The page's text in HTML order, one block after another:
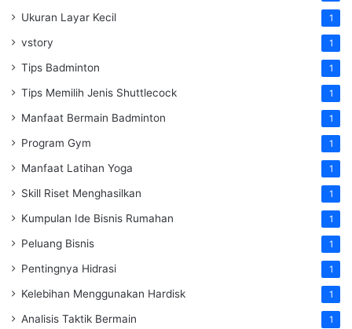
Ukuran Layar Kecil 1
vstory 1
Tips Badminton 1
Tips Memilih Jenis Shuttlecock 1
Manfaat Bermain Badminton 1
Program Gym 1
Manfaat Latihan Yoga 1
Skill Riset Menghasilkan 1
Kumpulan Ide Bisnis Rumahan 1
Peluang Bisnis 1
Pentingnya Hidrasi 1
Kelebihan Menggunakan Hardisk 1
Analisis Taktik Bermain 1